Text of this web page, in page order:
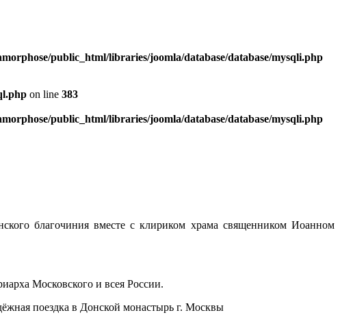
public_html/libraries/joomla/database/database/mysqli.php
on line 383
public_html/libraries/joomla/database/database/mysqli.php
благочиния вместе с клириком храма священником Иоанном
Московского и всея России.